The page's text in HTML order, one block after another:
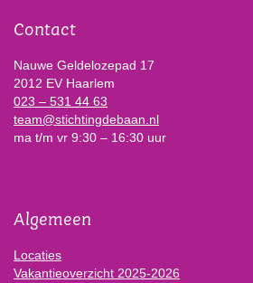
Contact
Nauwe Geldelozepad 17
2012 EV Haarlem
023 – 531 44 63
team@stichtingdebaan.nl
ma t/m vr 9:30 – 16:30 uur
Algemeen
Locaties
Vakantieoverzicht 2025-2026